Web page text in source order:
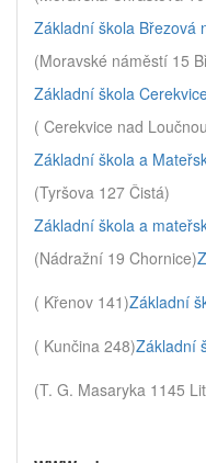
Základní škola Březová
(Moravské náměstí 15
Základní škola
( Cerekvice nad
Základní škola a
(Tyršova 127 Čistá)
Základní škola a
(Nádražní 19 Chornice)
( Křenov 141)Základní
( Kunčina 248)Základní
(T. G. Masaryka 1145